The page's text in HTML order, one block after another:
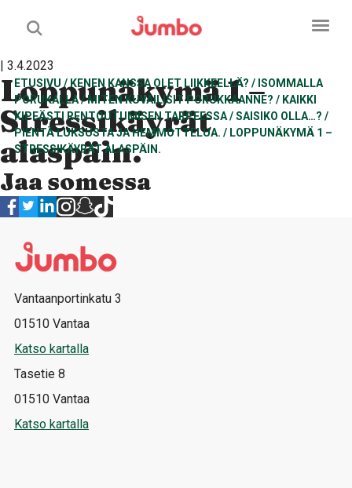
ETUSIVU / KENEN KANSSA OLET LIIKKEELLÄ? / ISOMMALLA
PORUKALLA/MITEN KUVAILISIT PORUKKAANNE? / KAIKKI
KIPEÄSTI RENTOUTUMISEN TARPEESSA/SAISIKO OLLA…? /
PIENTÄ LUKSUSTA JA HEMMOTTELUA. / LOPPUNÄKYMÄ 1 –
STRESSIKÄYRÄT ALASPÄIN.
| 3.4.2023
Loppunäkymä 1 –
Stressikäyrät
alaspäin.
Jaa somessa
Vantaanportinkatu 3
01510 Vantaa
Katso kartalla
Tasetie 8
01510 Vantaa
Katso kartalla